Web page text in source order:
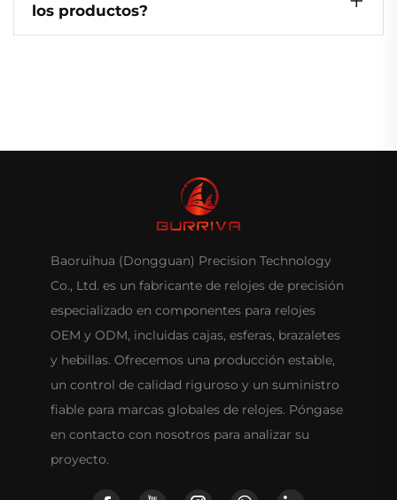
los productos?
Baoruihua (Dongguan) Precision Technology
Co., Ltd. es un fabricante de relojes de precisión
especializado en componentes para relojes
OEM y ODM, incluidas cajas, esferas, brazaletes
y hebillas. Ofrecemos una producción estable,
un control de calidad riguroso y un suministro
fiable para marcas globales de relojes. Póngase
en contacto con nosotros para analizar su
proyecto.